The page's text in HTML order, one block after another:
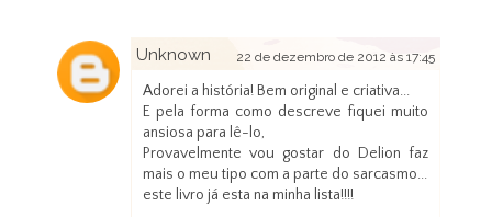
Unknown 22 de dezembro de 2012 às 17:45
Adorei a história! Bem original e criativa...
E pela forma como descreve fiquei muito
ansiosa para lê-lo,
Provavelmente vou gostar do Delion faz
mais o meu tipo com a parte do sarcasmo...
este livro já esta na minha lista!!!!